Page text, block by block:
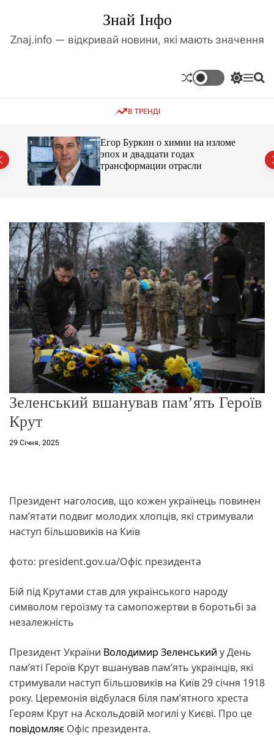
д
і
с
Знай Інфо
Znaj.info — відкривай новини, які мають значення
П
к
р
о
в
о
е
м
М П
В ТРЕНДІ
Егор Буркин о химии на изломе
эпох и двадцати годах
трансформации отрасли
Зеленський вшанував пам’ять Героїв
Крут
29 Січня, 2025
Президент наголосив, що кожен українець повинен
пам’ятати подвиг молодих хлопців, які стримували
наступ більшовиків на Київ
фото: president.gov.ua/Офіс президента
Бій під Крутами став для українського народу
символом героїзму та самопожертви в боротьбі за
незалежність
Президент України Володимир Зеленський у День
пам’яті Героїв Крут вшанував памʼять українців, які
стримували наступ більшовиків на Київ 29 січня 1918
року. Церемонія відбулася біля пам’ятного хреста
Героям Крут на Аскольдовій могилі у Києві. Про це
повідомляє Офіс президента.